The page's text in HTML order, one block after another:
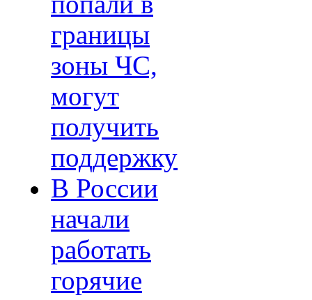
границы
зоны ЧС,
могут
получить
поддержку
В России
начали
работать
горячие